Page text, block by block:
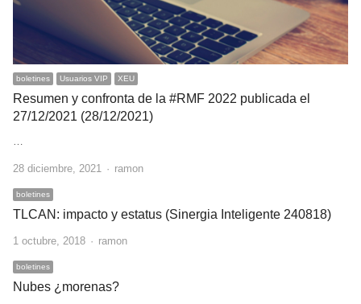
boletines Usuarios VIP XEU
Resumen y confronta de la #RMF 2022 publicada el
27/12/2021 (28/12/2021)
…
28 diciembre, 2021 Author
ramon
boletines
TLCAN: impacto y estatus (Sinergia Inteligente 240818)
1 octubre, 2018 Author
ramon
boletines
Nubes ¿morenas?